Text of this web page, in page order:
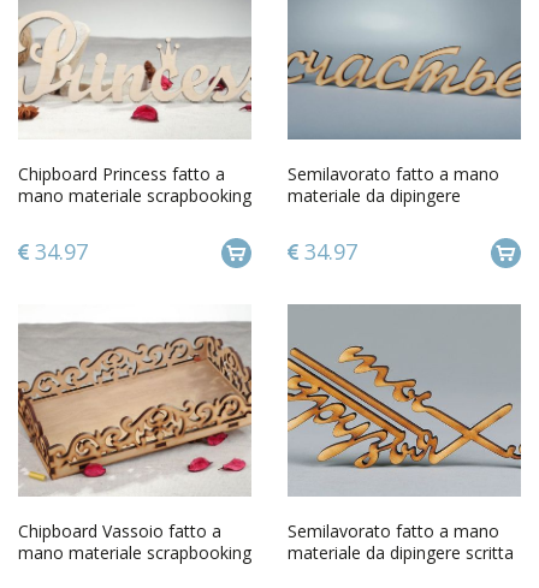
Chipboard Princess fatto a
mano materiale scrapbooking
34.97
Semilavorato fatto a mano
materiale da dipingere
34.97
Chipboard Vassoio fatto a
mano materiale scrapbooking
Semilavorato fatto a mano
materiale da dipingere scritta